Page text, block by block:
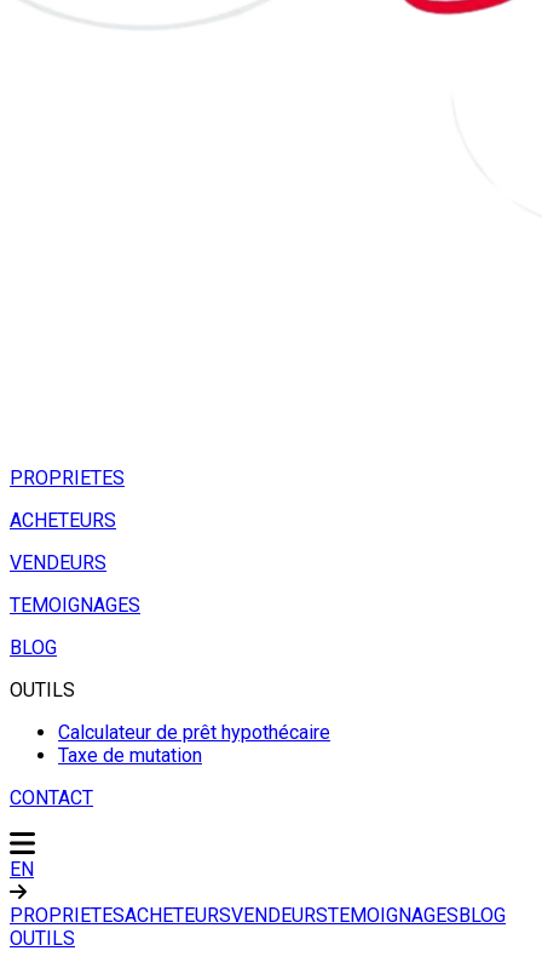
PROPRIETES
ACHETEURS
VENDEURS
TEMOIGNAGES
BLOG
OUTILS
Calculateur de prêt hypothécaire
Taxe de mutation
CONTACT
EN
PROPRIETESACHETEURSVENDEURSTEMOIGNAGESBLOG
OUTILS